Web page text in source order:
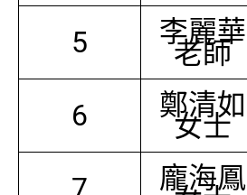
5 李麗華
老師
6 鄭清如
女士
龐海鳳